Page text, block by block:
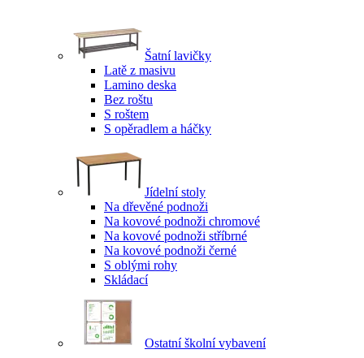
Šatní lavičky
Latě z masivu
Lamino deska
Bez roštu
S roštem
S opěradlem a háčky
Jídelní stoly
Na dřevěné podnoži
Na kovové podnoži chromové
Na kovové podnoži stříbrné
Na kovové podnoži černé
S oblými rohy
Skládací
Ostatní školní vybavení